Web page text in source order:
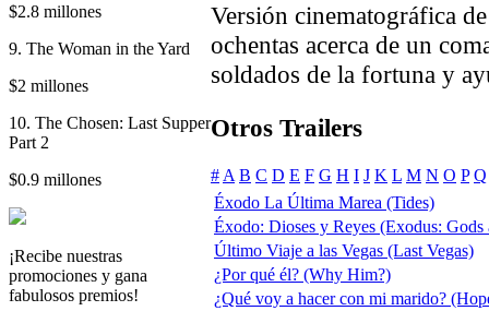
$2.8 millones
9. The Woman in the Yard
$2 millones
10. The Chosen: Last Supper
Part 2
$0.9 millones
¡Recibe nuestras
promociones y gana
fabulosos premios!
Versión cinematográfica
ochentas acerca de un
soldados de la fortuna y
Otros Trailers
# A B C D E F G H I J K L M N O P Q
Éxodo La Última Marea (Tides)
Éxodo: Dioses y Reyes (Exodus:
Último Viaje a las Vegas (Last Vegas)
¿Por qué él? (Why Him?)
¿Qué voy a hacer con mi marido?